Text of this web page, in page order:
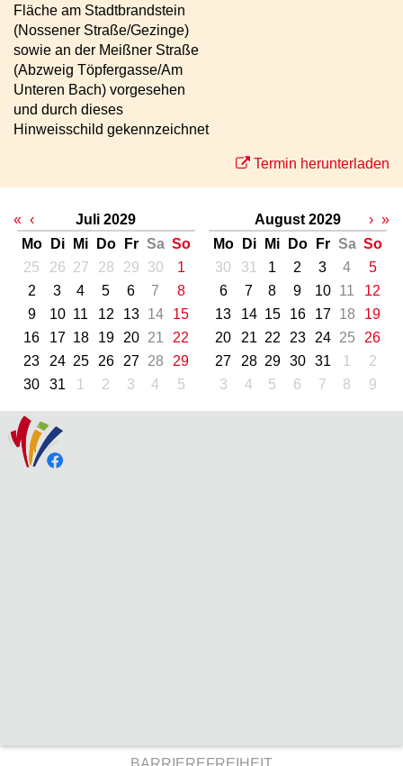
Fläche am Stadtbrandstein
(Nossener Straße/Gezinge)
sowie an der Meißner Straße
(Abzweig Töpfergasse/Am
Unteren Bach) vorgesehen
und durch dieses
Hinweisschild gekennzeichnet
Termin herunterladen
« ‹
Juli 2029
Mo
Di Mi Do Fr Sa So
25
26 27 28 29 30
1
2
3 4 5 6 7
8
9
10 11 12 13 14
15
16
17 18 19 20 21
22
23
24 25 26 27 28
29
30
31 1 2 3 4 5
August 2029
Mo
Di Mi Do Fr Sa So
30
31 1 2 3 4
5
6
7 8 9 10 11
12
13
14 15 16 17 18
19
20
21 22 23 24 25
26
27
28 29 30 31 1
2
3
4 5 6 7 8 9
› »